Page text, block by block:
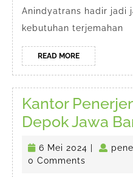
Anindyatrans hadir jadi
kebutuhan terjemahan
READ MOREREAD
MORE
Kantor
Depok Jawa
6 Mei 2024 6
0 Comments